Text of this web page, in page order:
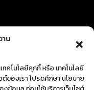
าน
คโนโลยีคุกกี้ หรือ เทคโนโลยี
ของเรา โปรดศึกษา นโยบาย